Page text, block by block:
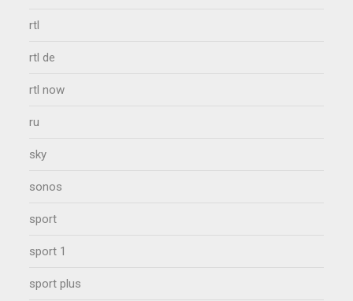
rtl
rtl de
rtl now
ru
sky
sonos
sport
sport 1
sport plus